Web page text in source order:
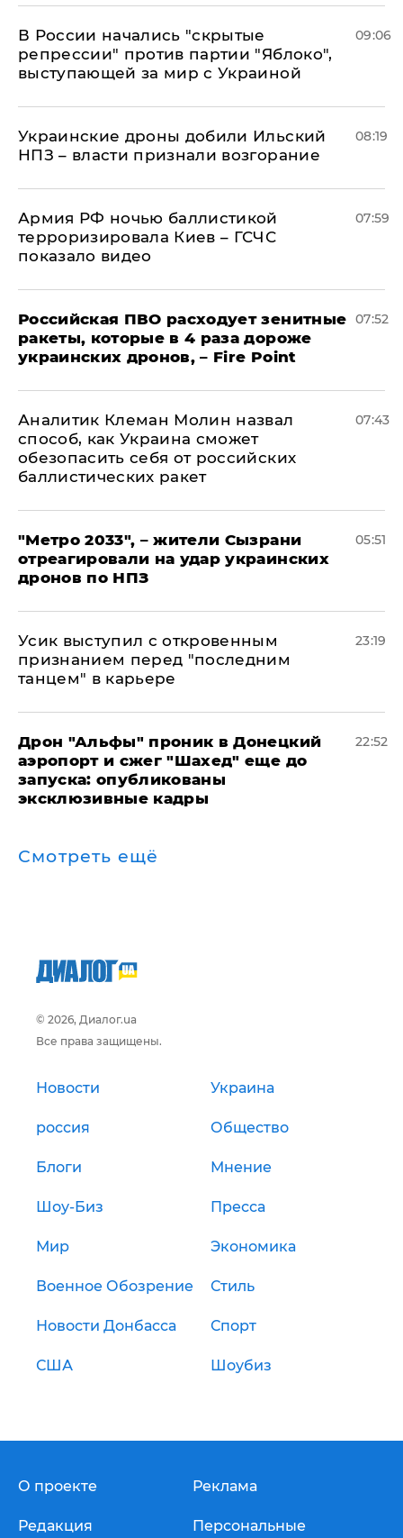
В России начались "скрытые
репрессии" против партии "Яблоко",
выступающей за мир с Украиной
09:06
Украинские дроны добили Ильский
НПЗ – власти признали возгорание
08:19
Армия РФ ночью баллистикой
терроризировала Киев – ГСЧС
показало видео
07:59
Российская ПВО расходует зенитные
ракеты, которые в 4 раза дороже
украинских дронов, – Fire Point
07:52
Аналитик Клеман Молин назвал
способ, как Украина сможет
обезопасить себя от российских
баллистических ракет
07:43
"Метро 2033", – жители Сызрани
отреагировали на удар украинских
дронов по НПЗ
05:51
Усик выступил с откровенным
признанием перед "последним
танцем" в карьере
23:19
Дрон "Альфы" проник в Донецкий
аэропорт и сжег "Шахед" еще до
запуска: опубликованы
эксклюзивные кадры
22:52
Смотреть ещё
© 2026, Диалог.ua
Все права защищены.
Новости Украина
россия Общество
Блоги Мнение
Шоу-Биз Пресса
Мир Экономика
Военное Обозрение Стиль
Новости Донбасса Спорт
США Шоубиз
О проекте
Редакция
Реклама
Персональные